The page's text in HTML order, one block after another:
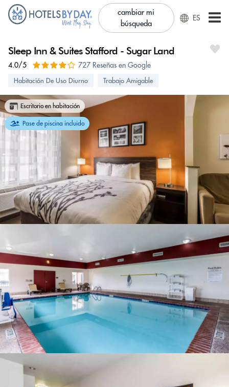
cambiar mi
búsqueda
ES
Sleep Inn & Suites Stafford - Sugar Land
4.0/5 727 Reseñas en Google
Habitación De Uso Diurno Trabajo Amigable
Escritorio en habitación
Pase de piscina incluido